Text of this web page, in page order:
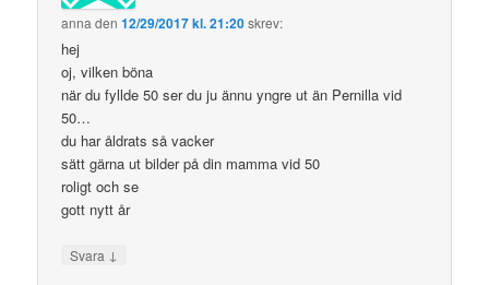
anna den12/29/2017 kl. 21:20skrev:
hej
oj, vilken böna
när du fyllde 50 ser du ju ännu yngre ut än Pernilla vid
50…
du har åldrats så vacker
sätt gärna ut bilder på din mamma vid 50
roligt och se
gott nytt år
Svara ↓